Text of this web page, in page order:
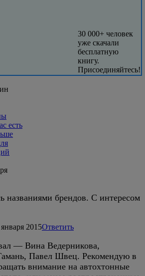
30 000+ человек
уже скачали
бесплатную
книгу.
Присоединяйтесь!
есть
названиями брендов. С интересом
2015Ответить
— Вина Ведерникова,
Павел Швец. Рекомендую в
внимание на автохтонные